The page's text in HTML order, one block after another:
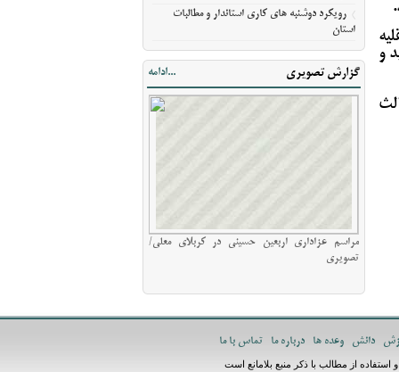
و
رویکرد دوشنبه های کاری استاندار و مطالبات
استان
گزارش تصویری ...ادامه
مراسم عزاداری اربعین حسینی در کربلای معلی/
تصویری
دانش وعده ها درباره ما تماس با ما
از مطالب با ذکر منبع بلامانع است